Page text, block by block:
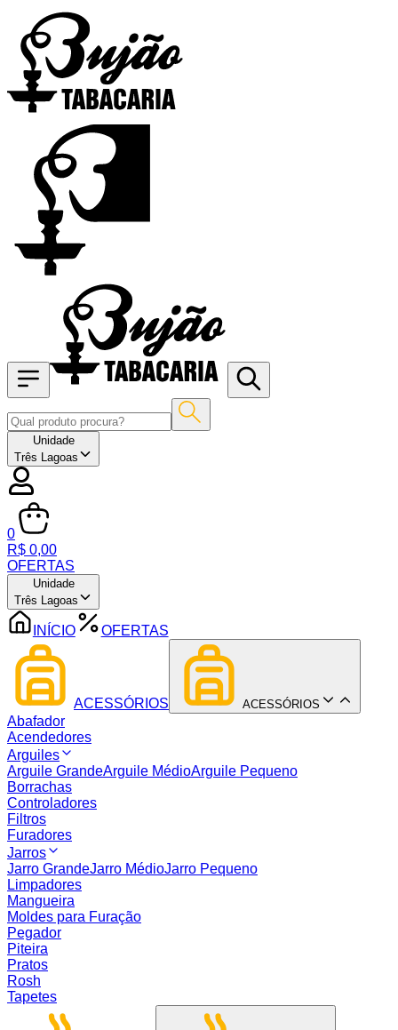
Unidade
Três Lagoas
0
R$ 0,00
OFERTAS
Unidade
Três Lagoas
INÍCIO OFERTAS
ACESSÓRIOS ACESSÓRIOS
Abafador
Acendedores
Arguiles
Arguile GrandeArguile MédioArguile Pequeno
Borrachas
Controladores
Filtros
Furadores
Jarros
Jarro GrandeJarro MédioJarro Pequeno
Limpadores
Mangueira
Moldes para Furação
Pegador
Piteira
Pratos
Rosh
Tapetes